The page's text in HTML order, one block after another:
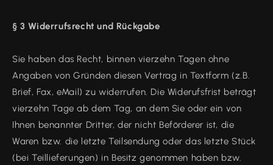
§ 3 Widerrufsrecht und Rückgabe
Sie haben das Recht, binnen vierzehn Tagen ohne
Angaben von Gründen diesen Vertrag in Textform (z.B.
Brief, Fax, eMail) zu widerrufen. Die Widerufsfrist beträgt
vierzehn Tage ab dem Tag, an dem Sie oder ein von
Ihnen benannter Dritter, der nicht Beförderer ist, die
Waren bzw. die letzte Teilsendung oder das letzte Stück
(bei Teillieferungen) in Besitz genommen haben bzw.